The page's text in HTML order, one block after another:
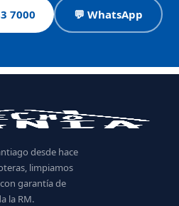
7000 💬 WhatsApp
desde hace
limpiamos
garantía de
la RM.